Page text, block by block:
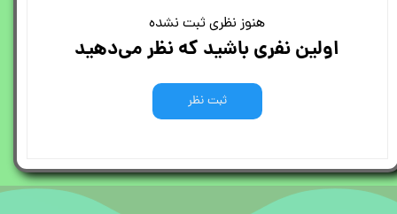
هنوز نظری ثبت نشده
اولین نفری باشید که نظر می‌دهید
ثبت نظر